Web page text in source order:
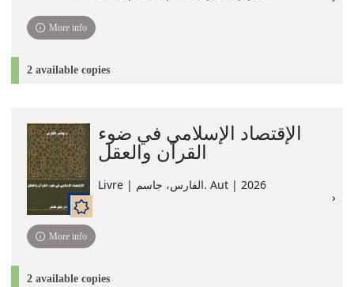
More info
2 available copies
الإقتصاد الإسلامي في ضوء
القرآن والعقل
Livre | الفارس، جاسم. Aut | 2026
More info
2 available copies